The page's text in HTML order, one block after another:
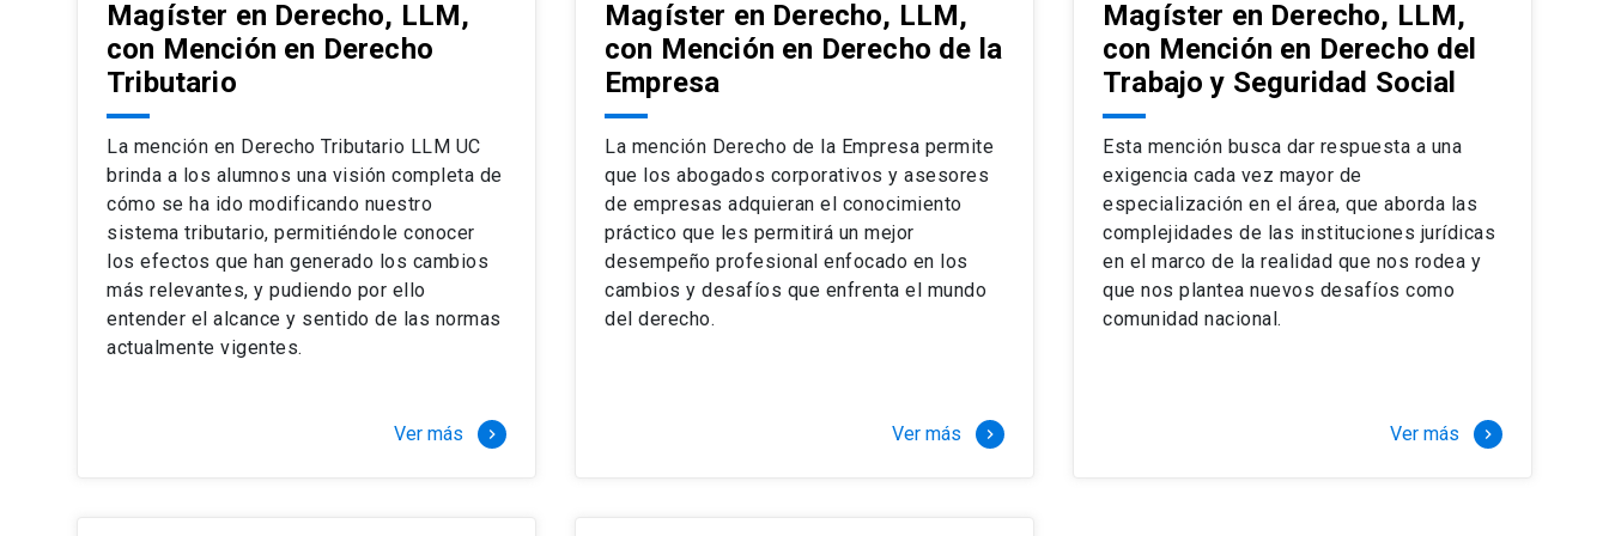
Magíster en Derecho, LLM,
con Mención en Derecho
Tributario
La mención en Derecho Tributario LLM UC
brinda a los alumnos una visión completa de
cómo se ha ido modificando nuestro
sistema tributario, permitiéndole conocer
los efectos que han generado los cambios
más relevantes, y pudiendo por ello
entender el alcance y sentido de las normas
actualmente vigentes.
Ver más keyboard_arrow_right
Magíster en Derecho, LLM,
con Mención en Derecho de la
Empresa
La mención Derecho de la Empresa permite
que los abogados corporativos y asesores
de empresas adquieran el conocimiento
práctico que les permitirá un mejor
desempeño profesional enfocado en los
cambios y desafíos que enfrenta el mundo
del derecho.
Ver más keyboard_arrow_right
Magíster en Derecho, LLM,
con Mención en Derecho del
Trabajo y Seguridad Social
Esta mención busca dar respuesta a una
exigencia cada vez mayor de
especialización en el área, que aborda las
complejidades de las instituciones jurídicas
en el marco de la realidad que nos rodea y
que nos plantea nuevos desafíos como
comunidad nacional.
Ver más keyboard_arrow_right